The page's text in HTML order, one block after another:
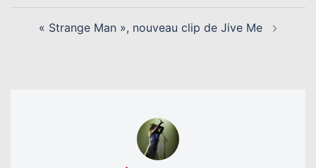
« Strange Man », nouveau clip de Jive Me